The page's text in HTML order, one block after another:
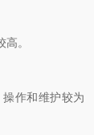
。
作和维护较为